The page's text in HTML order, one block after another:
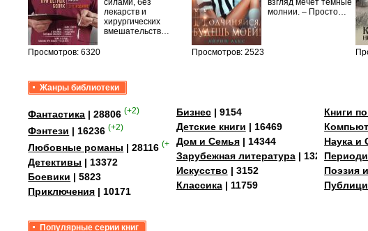
Просмотров: 6320
силами, без
лекарств и
хирургических
вмешательств…
Просмотров: 2523
взгляд мечет темные
молнии. – Просто…
Жанры библиотеки
Фантастика | 28806 (+2)
Фэнтези | 16236 (+2)
Любовные романы | 28116 (+4)
Детективы | 13372
Боевики | 5823
Приключения | 10171
Бизнес| 9154
Детские книги | 16469
Дом и Семья| 14344
Зарубежная литература| 13273
Искусство | 3152
Классика| 11759
Книги
Наука и
Поэзия
Популярные серии книг